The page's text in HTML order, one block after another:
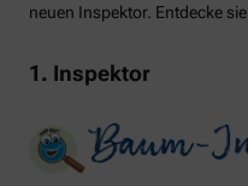
neuen Inspektor. Entdecke
1. Inspektor